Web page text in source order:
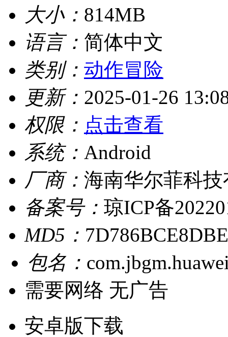
大小： 814MB
语言： 简体中文
类别： 动作冒险
更新： 2025-01-26
权限： 点击查看
系统： Android
厂商： 海南华尔菲科
备案号： 琼ICP备
MD5：
包名：
需要网络 无广告
安卓版下载